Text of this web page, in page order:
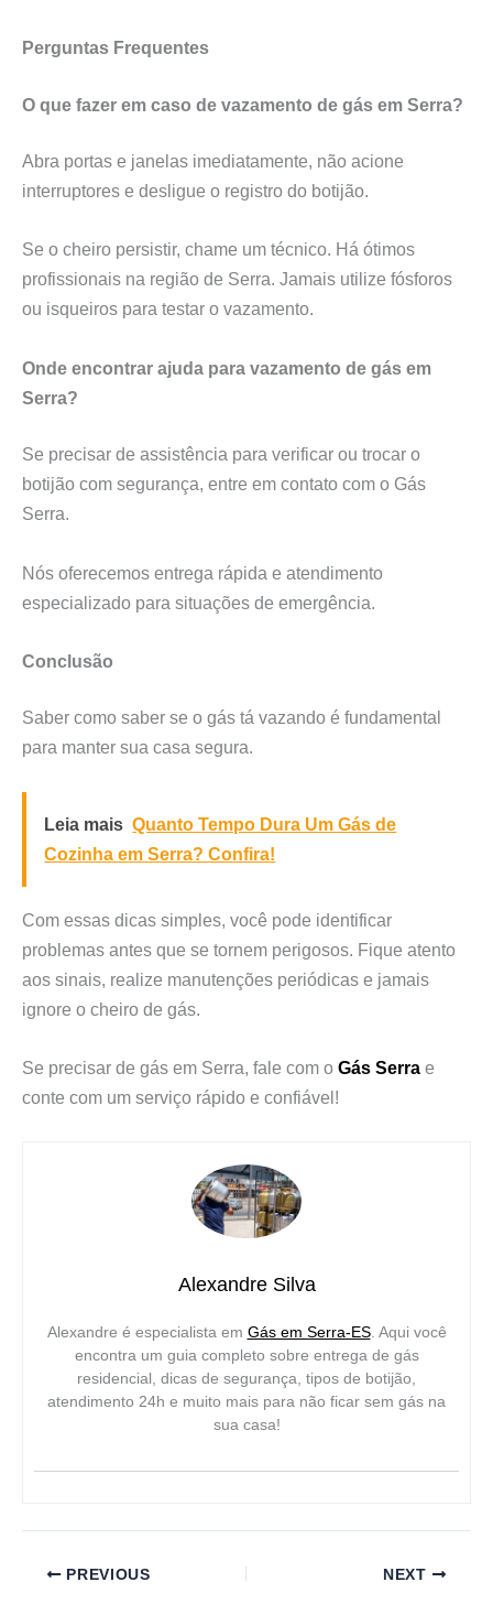
Perguntas Frequentes
O que fazer em caso de vazamento de gás em Serra?
Abra portas e janelas imediatamente, não acione
interruptores e desligue o registro do botijão.
Se o cheiro persistir, chame um técnico. Há ótimos
profissionais na região de Serra. Jamais utilize fósforos
ou isqueiros para testar o vazamento.
Onde encontrar ajuda para vazamento de gás em
Serra?
Se precisar de assistência para verificar ou trocar o
botijão com segurança, entre em contato com o Gás
Serra.
Nós oferecemos entrega rápida e atendimento
especializado para situações de emergência.
Conclusão
Saber como saber se o gás tá vazando é fundamental
para manter sua casa segura.
Leia mais Quanto Tempo Dura Um Gás de
Cozinha em Serra? Confira!
Com essas dicas simples, você pode identificar
problemas antes que se tornem perigosos. Fique atento
aos sinais, realize manutenções periódicas e jamais
ignore o cheiro de gás.
Se precisar de gás em Serra, fale com o Gás Serra e
conte com um serviço rápido e confiável!
Alexandre Silva
Alexandre é especialista em Gás em Serra-ES. Aqui você
encontra um guia completo sobre entrega de gás
residencial, dicas de segurança, tipos de botijão,
atendimento 24h e muito mais para não ficar sem gás na
sua casa!
PREVIOUS NEXT